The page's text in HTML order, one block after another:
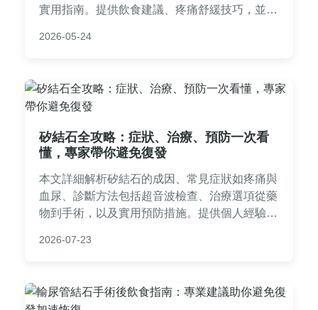
實用指南。提供飲食建議、疼痛舒緩技巧，並解
2026-05-24
矽結石全攻略：症狀、治療、預防一次看
懂，專家帶你避免復發
本文詳細解析矽結石的成因、常見症狀如疼痛與
血尿、診斷方法包括超音波檢查、治療選項從藥
物到手術，以及實用預防措施。提供個人經驗與
效行動維護泌尿健康。內容涵蓋生活習慣調整與
2026-07-23